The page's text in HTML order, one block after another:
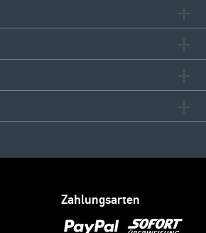
Zahlungsarten